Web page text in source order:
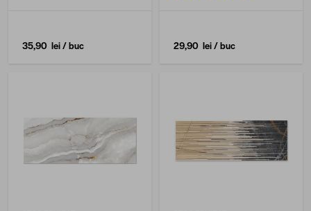
35,90 lei/ buc 29,90 lei/ buc